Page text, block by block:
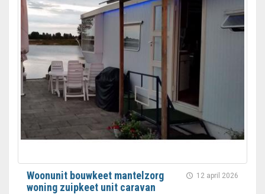
12 april 2026
Woonunit bouwkeet mantelzorg
woning zuipkeet unit caravan